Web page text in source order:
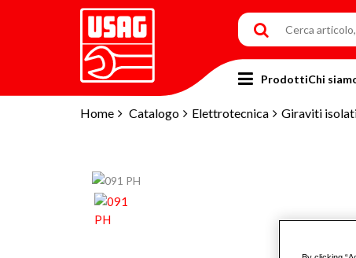
Home Catalogo Elettrotecnica Giraviti
ProdottiChi